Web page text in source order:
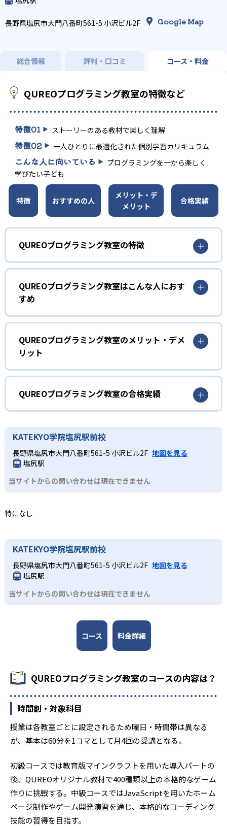
長野県塩尻市大門八番町561-5 小沢ビル2F Google Map
総合情報 評判・口コミ コース・料金
QUREOプログラミング教室の特徴など
特徴01 ストーリーのある教材で楽しく理解
特徴02 一人ひとりに最適化された個別学習カリキュラム
こんな人に向いている
プログラミングを一から楽しく
学びたい子ども
特徴 おすすめの人
メリット・デ
メリット
合格実績
QUREOプログラミング教室の特徴
1
マンガ出版もされたストーリーのある教材
QUREOプログラミング教室の教材にはストーリーがあり、
これを題材にしたマンガ『キュレオ プログラミングチャレ
ンジャーズ!』が小学館「コロコロイチバン!」で連載されて
いる。ストーリーは「キャラクターと一緒にバグを倒す旅
に出る」内容で、子どもが夢中になって学ぶことが可能
だ。楽しく学びながら、自然にプログラミングの基本を理
解できる。
2
IT企業サイバーエージェントグループ運営の小学生向けプ
ログラミングスクール「Tech Kids School」が監修した、
大学入試までを見据えた本格的なカリキュラム。一人ひと
りの学習進捗や成績をリアルタイムで取得して把握するこ
とで、自分から質問をすることが苦手な子であっても取り
こぼさずに指導を行う。
を網羅。中級コースではJavaScriptを中心に学び、スモー
ルステップで徐々に本格的なコーディングに挑戦してい
く。学習を通して、大学入試問題にも対応できる実践力を
養成する。
QUREOプログラミング教室はこんな人におす
すめ
小学生
プログラミングを初めて学ぶ子ども
まずは導入として、教育版マインクラフトの世界を探検し
ながらプログラミングの基礎概念を体感的に学ぶ。その
後、オリジナル教材による400種類以上の本格的なゲーム作
りを通して、プログラミングの基礎を網羅的に習得してい
く。教材にはマンガ出版もされた本格的なストーリーがあ
り、サポートしてくれるガイドキャラクターの存在や、学
ーム作りに挑戦できるようになるシステムなど、子どもが
ながら学習を進めることが可能だ。
大学入試やその先を見据えて本格的なプログラミン
中学生・高校生に推奨の中級コースでは、実際にホームペ
ぶ。JavaScriptを中心に学び、スモールステップで徐々に
本格的なコーディングに挑戦していく。カリキュラムは
「プログラミング能力検定」に準拠しており、日々の授業
が検定対策にもなる。検定などを通して達成感を味わいな
ったプログラミングの知識をみにつけていくことができ
QUREOプログラミング教室のメリット・デメ
リット
どんなメリットがある?
QUREOプログラミング教室は、ゲーム感覚で学べるストー
リー性の高い教材によって子どもの興味を引き出す。個別
最適化されたカリキュラムと対話形式のガイドで理解度に
合わせた学習が可能であるため、飽きずに長期的な学習が
続けやすい。また、2025年導入の大学入学共通テスト「情
報」科目に対応した内容で、中学・高校での学びや将来の
進路選択に役立つ実践的スキルを養成できる。無料体験授
業が実施されており、プログラミングが初めてでも気軽に
体験ができる点も大きなメリットだ。
一部教室では無料体験が実施されていない場合があるた
要とされているが、教室によっては持ち込みのパソコンで
授業を行う場合もある。その他、一部の教室では特定のコ
ースしか開講していない場合もあるなど、教室によって状
況が異なるため、必ず通う予定の教室に問い合わせて詳細
を確認しておこう。
QUREOプログラミング教室の合格実績
QUREOプログラミング教室は合格実績を公式サイトで公開
していない。
KATEKYO学院塩尻駅前校
長野県塩尻市大門八番町561-5 小沢ビル2F 地図を見る
塩尻駅
当サイトからの問い合わせは現在できません
特になし
KATEKYO学院塩尻駅前校
長野県塩尻市大門八番町561-5 小沢ビル2F 地図を見る
塩尻駅
当サイトからの問い合わせは現在できません
コース 料金詳細
QUREOプログラミング教室のコースの内容は？
時間割・対象科目
授業は各教室ごとに設定されるため曜日・時間帯は異なる
が、基本は60分を1コマとして月4回の受講となる。
初級コースでは教育版マインクラフトを用いた導入パートの
後、QUREOオリジナル教材で400種類以上の本格的なゲーム
作りに挑戦する。中級コースではJavaScriptを用いたホーム
ページ制作やゲーム開発演習を通じ、本格的なコーディング
技能の習得を目指す。